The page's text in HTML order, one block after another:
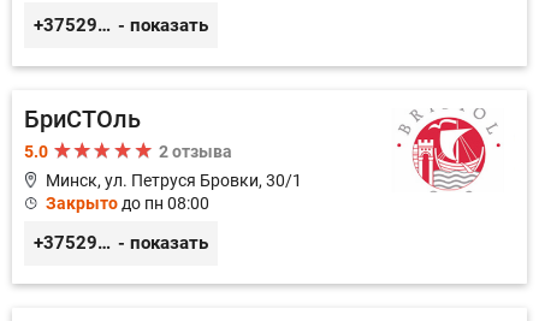
+375296035003 - показать
БриСТОль
5.0
2 отзыва
Минск, ул. Петруся Бровки, 30/1
Закрыто до пн 08:00
+375291125312 - показать